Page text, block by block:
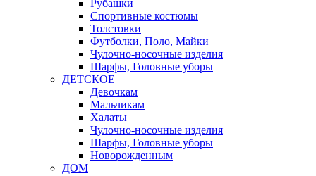
Рубашки
Спортивные костюмы
Толстовки
Футболки, Поло, Майки
Чулочно-носочные изделия
Шарфы, Головные уборы
ДЕТСКОЕ
Девочкам
Мальчикам
Халаты
Чулочно-носочные изделия
Шарфы, Головные уборы
Новорожденным
ДОМ